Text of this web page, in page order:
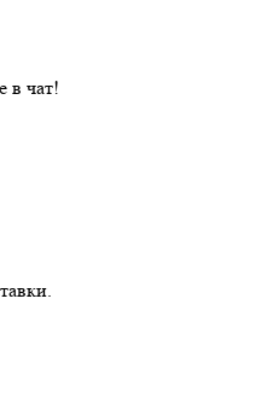
в чат!